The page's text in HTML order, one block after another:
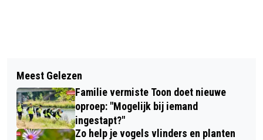
BARONIE TV STOPT NA 30 JAAR MET
UITZENDEN
THEEK 5 ZOEKT VRIJWILLIGERS VOOR
DIGI-TAALHUIS OOSTERHOUT
Meest Gelezen
Familie vermiste Toon doet nieuwe
oproep: "Mogelijk bij iemand
ingestapt?"
Zo help je vogels vlinders en planten